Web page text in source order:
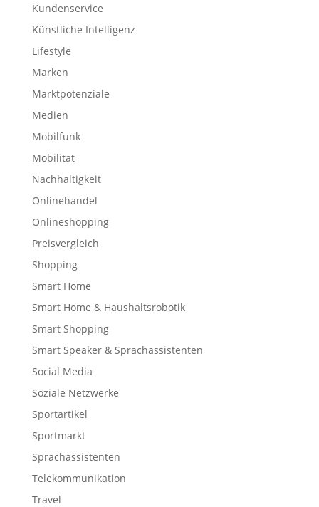
Kundenservice
Künstliche Intelligenz
Lifestyle
Marken
Marktpotenziale
Medien
Mobilfunk
Mobilität
Nachhaltigkeit
Onlinehandel
Onlineshopping
Preisvergleich
Shopping
Smart Home
Smart Home & Haushaltsrobotik
Smart Shopping
Smart Speaker & Sprachassistenten
Social Media
Soziale Netzwerke
Sportartikel
Sportmarkt
Sprachassistenten
Telekommunikation
Travel